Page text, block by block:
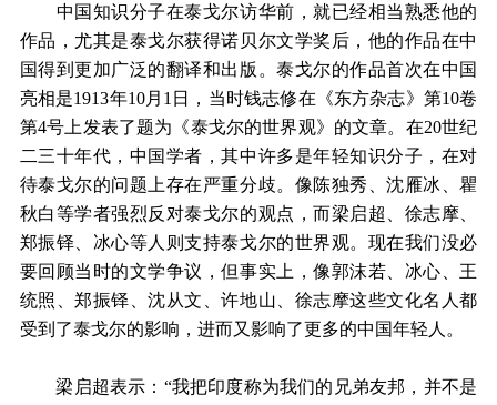
中国知识分子在泰戈尔访华前，就已经相当熟悉他的
作品，尤其是泰戈尔获得诺贝尔文学奖后，他的作品在中
国得到更加广泛的翻译和出版。泰戈尔的作品首次在中国
亮相是1913年10月1日，当时钱志修在《东方杂志》第10卷
第4号上发表了题为《泰戈尔的世界观》的文章。在20世纪
二三十年代，中国学者，其中许多是年轻知识分子，在对
待泰戈尔的问题上存在严重分歧。像陈独秀、沈雁冰、瞿
秋白等学者强烈反对泰戈尔的观点，而梁启超、徐志摩、
郑振铎、冰心等人则支持泰戈尔的世界观。现在我们没必
要回顾当时的文学争议，但事实上，像郭沫若、冰心、王
统照、郑振铎、沈从文、许地山、徐志摩这些文化名人都
受到了泰戈尔的影响，进而又影响了更多的中国年轻人。
梁启超表示：“我把印度称为我们的兄弟友邦，并不是